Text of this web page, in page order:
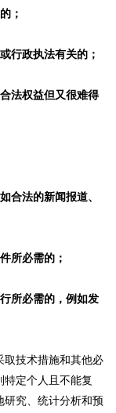
；
行政执法有关的；
法权益但又很难得
合法的新闻报道、
所必需的；
所必需的，例如发
取技术措施和其他必
特定个人且不能复
研究、统计分析和预